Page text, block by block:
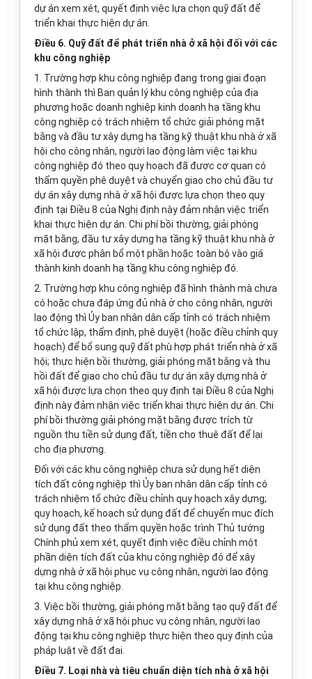
dự án xem xét, quyết định việc lựa chọn quỹ đất để
triển khai thực hiện dự án.
Điều 6. Quỹ đất để phát triển nhà ở xã hội đối với các
khu công nghiệp
1. Trường hợp khu công nghiệp đang trong giai đoạn
hình thành thì Ban quản lý khu công nghiệp của địa
phương hoặc doanh nghiệp kinh doanh hạ tầng khu
công nghiệp có trách nhiệm tổ chức giải phóng mặt
bằng và đầu tư xây dựng hạ tầng kỹ thuật khu nhà ở xã
hội cho công nhân, người lao động làm việc tại khu
công nghiệp đó theo quy hoạch đã được cơ quan có
thẩm quyền phê duyệt và chuyển giao cho chủ đầu tư
dự án xây dựng nhà ở xã hội được lựa chọn theo quy
định tại Điều 8 của Nghị định này đảm nhận việc triển
khai thực hiện dự án. Chi phí bồi thường, giải phóng
mặt bằng, đầu tư xây dựng hạ tầng kỹ thuật khu nhà ở
xã hội được phân bổ một phần hoặc toàn bộ vào giá
thành kinh doanh hạ tầng khu công nghiệp đó.
2. Trường hợp khu công nghiệp đã hình thành mà chưa
có hoặc chưa đáp ứng đủ nhà ở cho công nhân, người
lao động thì Ủy ban nhân dân cấp tỉnh có trách nhiệm
tổ chức lập, thẩm định, phê duyệt (hoặc điều chỉnh quy
hoạch) để bổ sung quỹ đất phù hợp phát triển nhà ở xã
hội; thực hiện bồi thường, giải phóng mặt bằng và thu
hồi đất để giao cho chủ đầu tư dự án xây dựng nhà ở
xã hội được lựa chọn theo quy định tại Điều 8 của Nghị
định này đảm nhận việc triển khai thực hiện dự án. Chi
phí bồi thường giải phóng mặt bằng được trích từ
nguồn thu tiền sử dụng đất, tiền cho thuê đất để lại
cho địa phương.
Đối với các khu công nghiệp chưa sử dụng hết diện
tích đất công nghiệp thì Ủy ban nhân dân cấp tỉnh có
trách nhiệm tổ chức điều chỉnh quy hoạch xây dựng;
quy hoạch, kế hoạch sử dụng đất để chuyển mục đích
sử dụng đất theo thẩm quyền hoặc trình Thủ tướng
Chính phủ xem xét, quyết định việc điều chỉnh một
phần diện tích đất của khu công nghiệp đó để xây
dựng nhà ở xã hội phục vụ công nhân, người lao động
tại khu công nghiệp.
3. Việc bồi thường, giải phóng mặt bằng tạo quỹ đất để
xây dựng nhà ở xã hội phục vụ công nhân, người lao
động tại khu công nghiệp thực hiện theo quy định của
pháp luật về đất đai.
Điều 7. Loại nhà và tiêu chuẩn diện tích nhà ở xã hội